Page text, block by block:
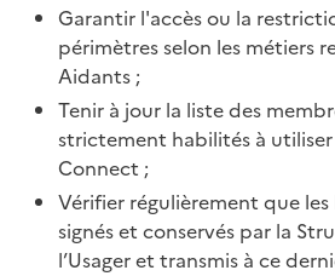
Garantir l'accès ou la
périmètres selon les métiers
Aidants ;
Tenir à jour la liste des
strictement habilités à
Connect ;
Vérifier régulièrement que
signés et conservés par la
l’Usager et transmis à ce